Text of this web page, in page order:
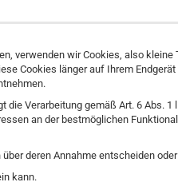
verwenden wir Cookies, also
Cookies länger auf Ihrem
Verarbeitung gemäß Art. 6 Abs.
an der bestmöglichen
deren Annahme entscheiden
kann.